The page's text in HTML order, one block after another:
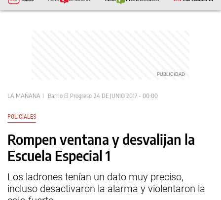
LA MAÑANA Barrio El Progreso 24 DE JUNIO 2017 - 00:00
POLICIALES
Rompen ventana y desvalijan la
Escuela Especial 1
Los ladrones tenían un dato muy preciso,
incluso desactivaron la alarma y violentaron la